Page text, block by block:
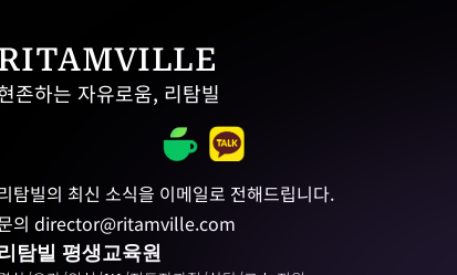
존하는 자유로움, 리탐빌
탐빌의 최신 소식을 이메일로 전해드립니다.
의 director@ritamville.com
탐빌 평생교육원